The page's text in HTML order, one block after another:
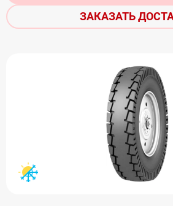
ЗАКАЗАТЬ